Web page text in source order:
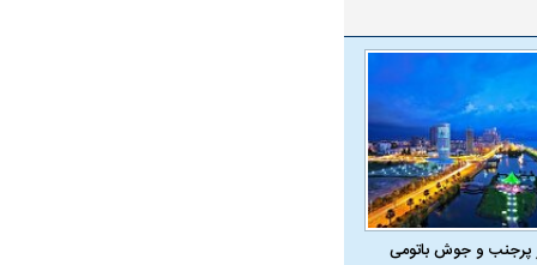
و جوش باتومی